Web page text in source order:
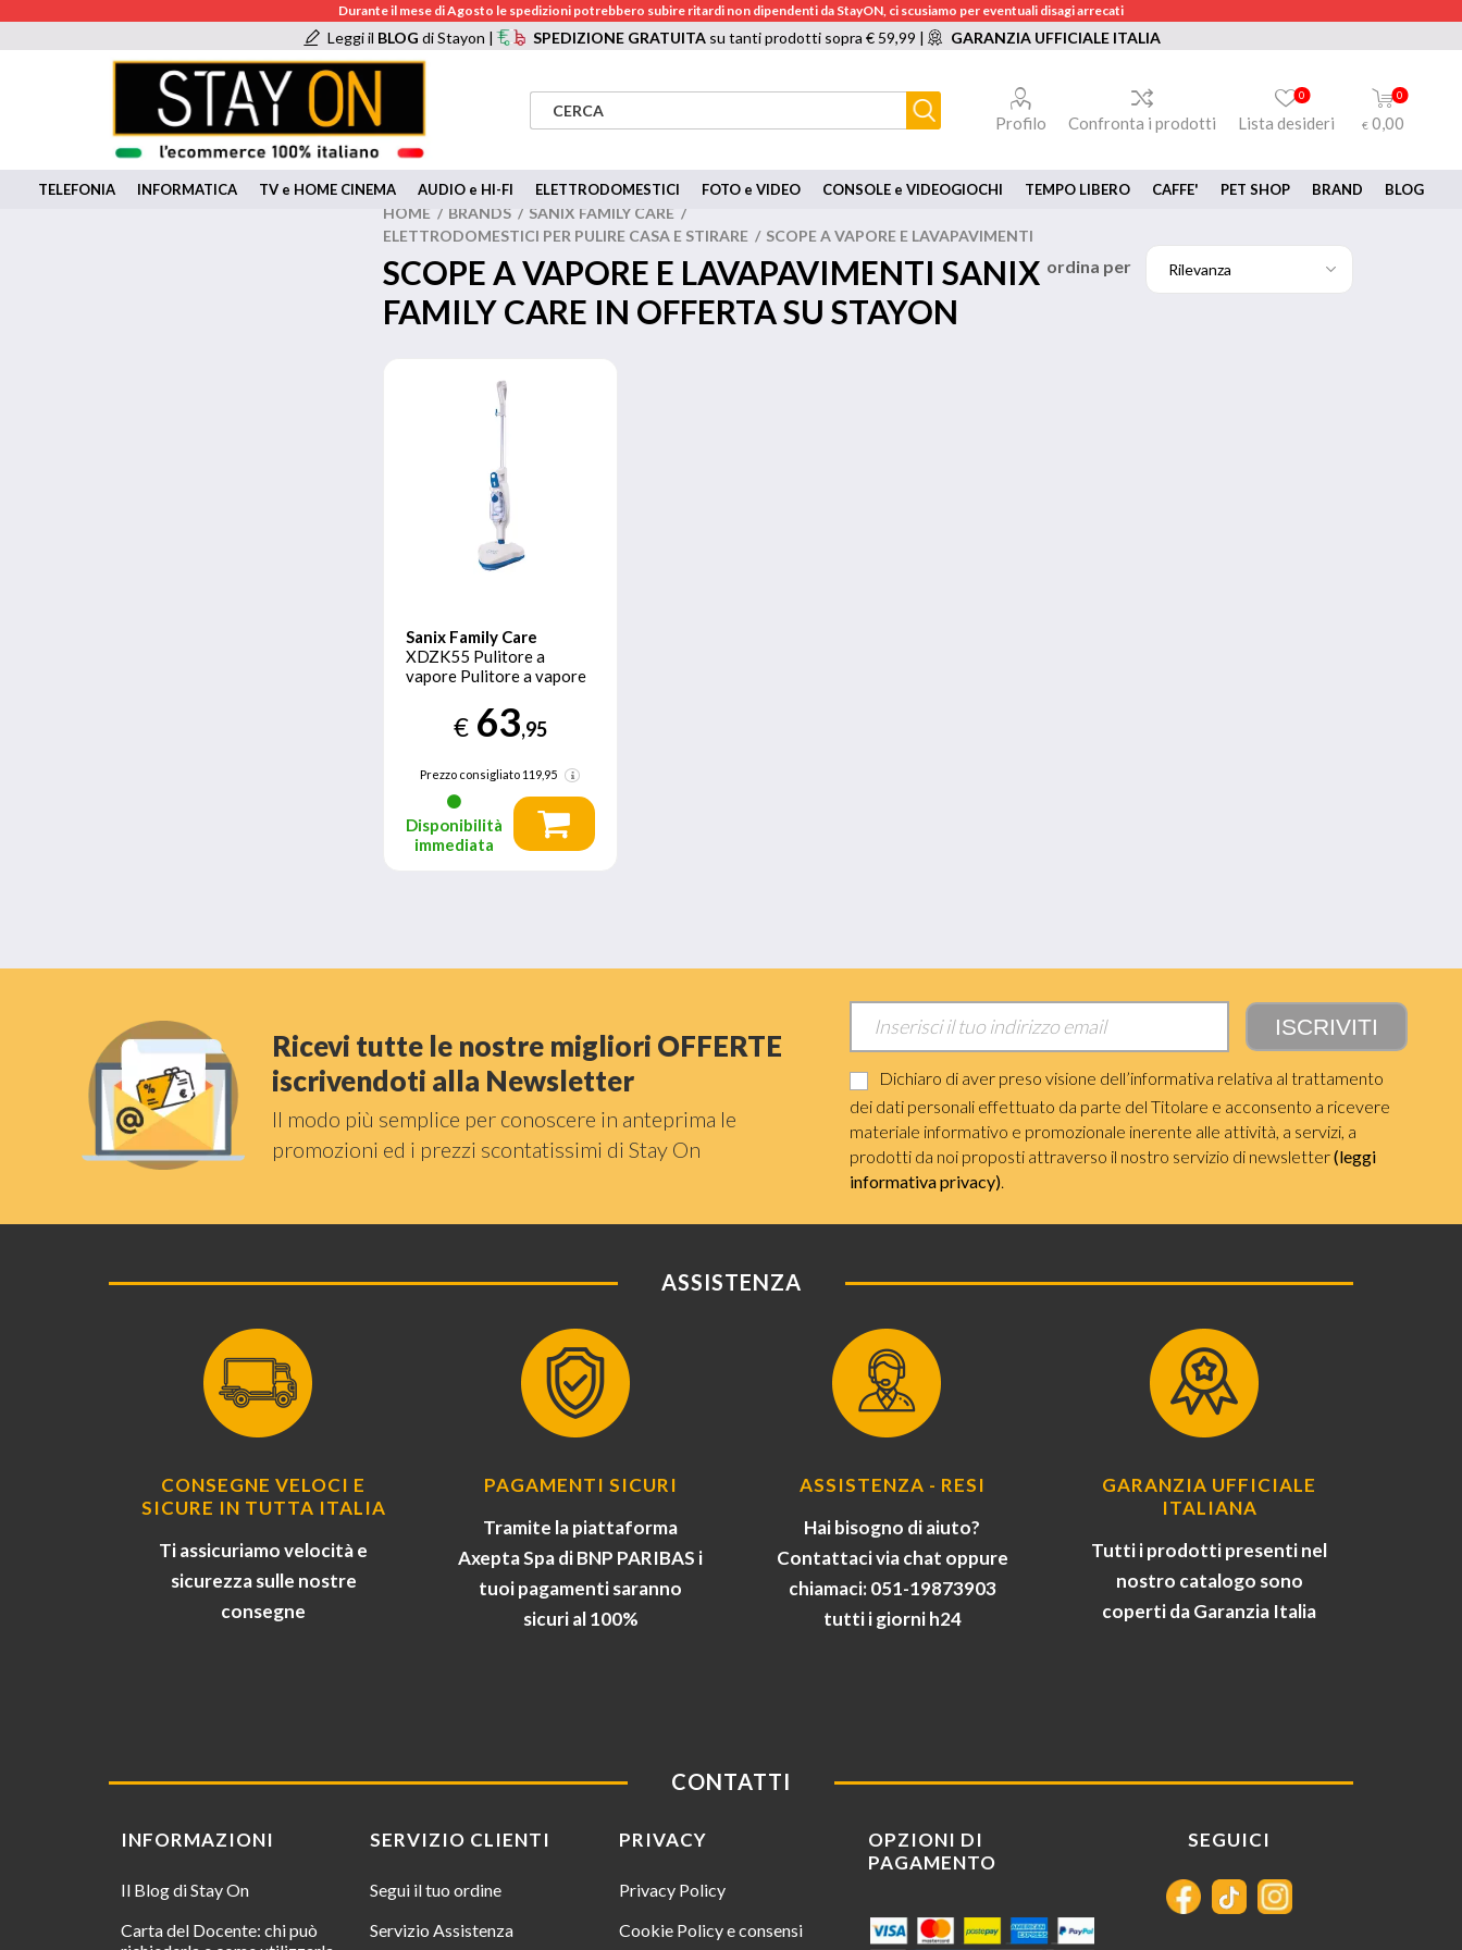
Durante il mese di Agosto le spedizioni potrebbero subire ritardi non dipendenti da StayON, ci scusiamo per eventuali disagi arrecati
Leggi il BLOGdi Stayon | SPEDIZIONE GRATUITAsu tanti prodotti sopra € 59,99 | GARANZIA UFFICIALE ITALIA
Profilo Confronta i prodotti Lista desideri
0 0
€ 0,00
TELEFONIA INFORMATICA TV e HOME CINEMA AUDIO e HI-FI ELETTRODOMESTICI FOTO e VIDEO CONSOLE e VIDEOGIOCHI TEMPO LIBERO CAFFE' PET SHOP BRAND BLOG
HOME / BRANDS / SANIX FAMILY CARE /
ELETTRODOMESTICI PER PULIRE CASA E STIRARE / SCOPE A VAPORE E LAVAPAVIMENTI
SCOPE A VAPORE E LAVAPAVIMENTI SANIX
FAMILY CARE IN OFFERTA SU STAYON
ordina per
Sanix Family Care
XDZK55 Pulitore a
vapore Pulitore a vapore
Blu, Bianco
€ 63,95
Prezzo consigliato 119,95
Disponibilità
immediata
Ricevi tutte le nostre migliori OFFERTE
iscrivendoti alla Newsletter
Il modo più semplice per conoscere in anteprima le
promozioni ed i prezzi scontatissimi di Stay On
Dichiaro di aver preso visione dell’informativa relativa al trattamento
dei dati personali effettuato da parte del Titolare e acconsento a ricevere
materiale informativo e promozionale inerente alle attività, a servizi, a
prodotti da noi proposti attraverso il nostro servizio di newsletter(leggi
informativa privacy).
ASSISTENZA
CONSEGNE VELOCI E
SICURE IN TUTTA ITALIA
Ti assicuriamo velocità e
sicurezza sulle nostre
consegne
PAGAMENTI SICURI
Tramite la piattaforma
Axepta Spa di BNP PARIBAS i
tuoi pagamenti saranno
sicuri al 100%
ASSISTENZA - RESI
Hai bisogno di aiuto?
Contattaci via chat oppure
chiamaci: 051-19873903
tutti i giorni h24
GARANZIA UFFICIALE
ITALIANA
Tutti i prodotti presenti nel
nostro catalogo sono
coperti da Garanzia Italia
CONTATTI
INFORMAZIONI
Il Blog di Stay On
Carta del Docente: chi può
SERVIZIO CLIENTI
Segui il tuo ordine
Servizio Assistenza
PRIVACY
Privacy Policy
Cookie Policy e consensi
OPZIONI DI
PAGAMENTO
SEGUICI